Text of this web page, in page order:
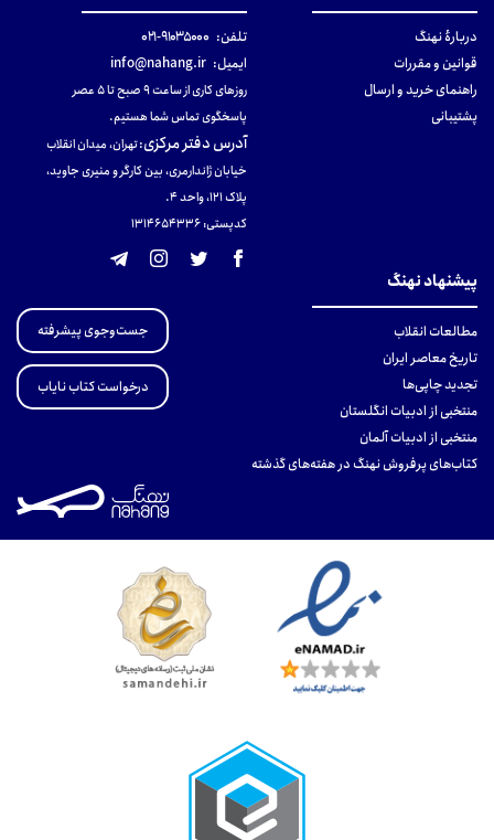
دربارهٔ نهنگ
قوانین و مقررات
راهنمای خرید و ارسال
پشتیبانی
تلفن: ۹۱۰۳۵۰۰۰-۰۲۱
ایمیل: info@nahang.ir
روزهای کاری از ساعت ۹ صبح تا ۵ عصر
پاسخگوی تماس شما هستیم.
آدرس دفتر مرکزی:تهران، میدان انقلاب
خیابان ژاندارمری، بین کارگر و منیری جاوید،
پلاک 121، واحد ۴.
کدپستی: 131465433۶
پیشنهاد نهنگ
مطالعات انقلاب
تاریخ معاصر ایران
تجدید چاپی‌ها
منتخبی از ادبیات انگلستان
منتخبی از ادبیات آلمان
کتاب‌های پرفروش نهنگ در هفته‌های گذشته
جست‌وجوی پیشرفته
درخواست کتاب نایاب